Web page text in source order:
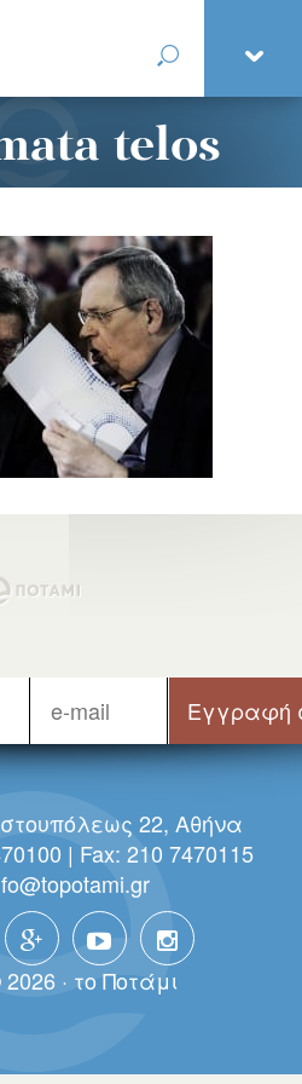
telos
22, Αθήνα
| Fax: 210 7470115
· τo Πoτάμι